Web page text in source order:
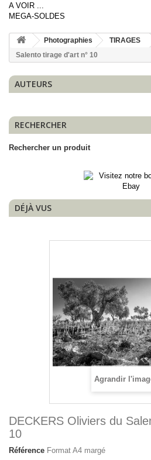
A VOIR ...
MEGA-SOLDES
Photographies TIRAGES
Salento tirage d'art n° 10
AUTEURS
RECHERCHER
Rechercher un produit
DÉJÀ VUS
Agrandir
DECKERS Oliviers du
10
Référence Format A4 margé